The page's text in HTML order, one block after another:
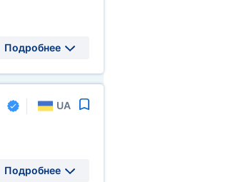
Подробнее
UA
Подробнее